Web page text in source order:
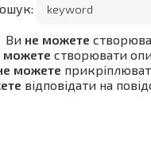
Ви не можете
можете створювати
можете
відповідати на